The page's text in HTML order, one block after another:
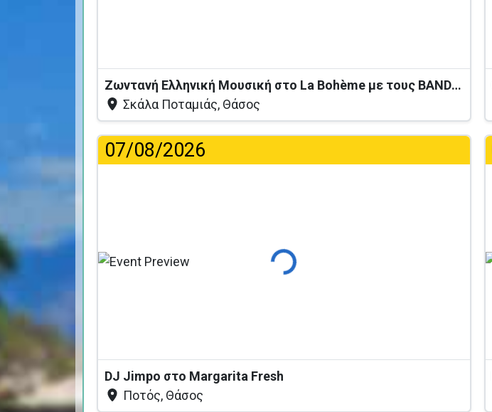
Ζωντανή Ελληνική Μουσική στο La Bohème με τους BANDIRNTI
Σκάλα Ποταμιάς, Θάσος
07/08/2026
Φόρτωση...
DJ Jimpo στο Margarita Fresh
Ποτός, Θάσος